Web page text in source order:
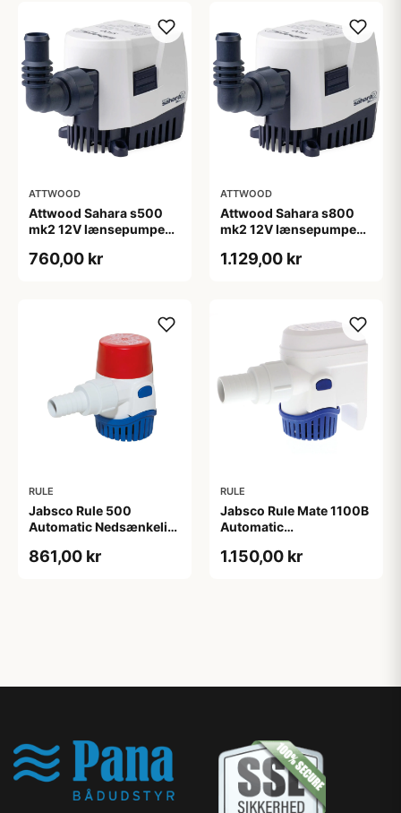
ATTWOOD
Attwood Sahara s500
mk2 12V lænsepumpe
760,00 kr
ATTWOOD
Attwood Sahara s800
mk2 12V lænsepumpe
1.129,00 kr
RULE
Jabsco Rule 500
Automatic Nedsænkelig
861,00 kr
RULE
Jabsco Rule Mate 1100B
Automatic
1.150,00 kr